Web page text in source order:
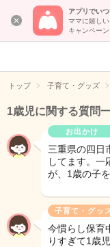
アプリでい
ママに嬉し
キャンペー
トップ 子育て・グッズ
1歳児に関する質問
お出かけ
三重県の四日
してます。一
が、1歳の子
子育て・グッ
今慣らし保育
りすぎて1歳